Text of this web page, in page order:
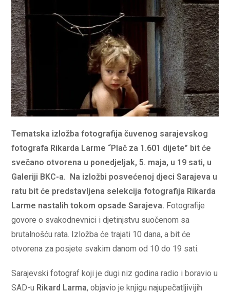
Tematska izložba fotografija čuvenog sarajevskog
fotografa Rikarda Larme “Plač za 1.601 dijete” bit će
svečano otvorena u ponedjeljak, 5. maja, u 19 sati, u
Galeriji BKC-a. Na izložbi posvećenoj djeci Sarajeva u
ratu bit će predstavljena selekcija fotografija Rikarda
Larme nastalih tokom opsade Sarajeva. Fotografije
govore o svakodnevnici i djetinjstvu suočenom sa
brutalnošću rata. Izložba će trajati 10 dana, a bit će
otvorena za posjete svakim danom od 10 do 19 sati.
Sarajevski fotograf koji je dugi niz godina radio i boravio u
SAD-u Rikard Larma, objavio je knjigu najupečatljivijih